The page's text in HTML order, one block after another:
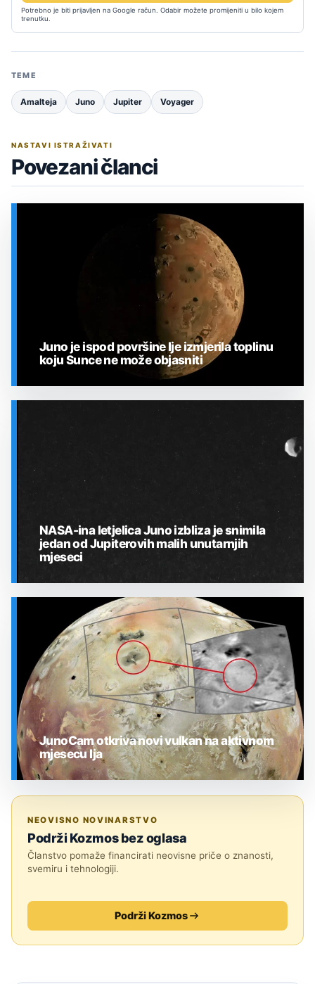
Potrebno je biti prijavljen na Google račun. Odabir možete promijeniti u bilo kojem
trenutku.
TEME
Amalteja Juno Jupiter Voyager
NASTAVI ISTRAŽIVATI
Povezani članci
Juno je ispod površine Ije izmjerila toplinu
koju Sunce ne može objasniti
SVEMIR
NASA-ina letjelica Juno izbliza je snimila
jedan od Jupiterovih malih unutarnjih
mjeseci
JunoCam otkriva novi vulkan na aktivnom
mjesecu Ija
NEOVISNO NOVINARSTVO
Podrži Kozmos bez oglasa
Članstvo pomaže financirati neovisne priče o znanosti,
svemiru i tehnologiji.
Podrži Kozmos